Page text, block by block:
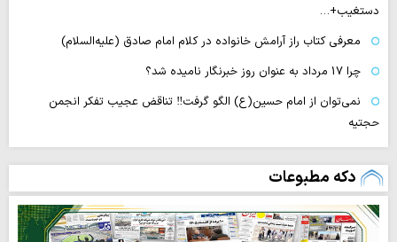
دستغیب+…
معرفی کتاب راز آرامش خانواده در کلام امام صادق (علیه‌السلام)
چرا 17 مرداد به عنوان روز خبرنگار نامیده شد؟
نمی‌توان از امام حسین(ع) الگو گرفت‼ تناقض عجیب تفکر انجمن
حجتیه
دکه مطبوعات